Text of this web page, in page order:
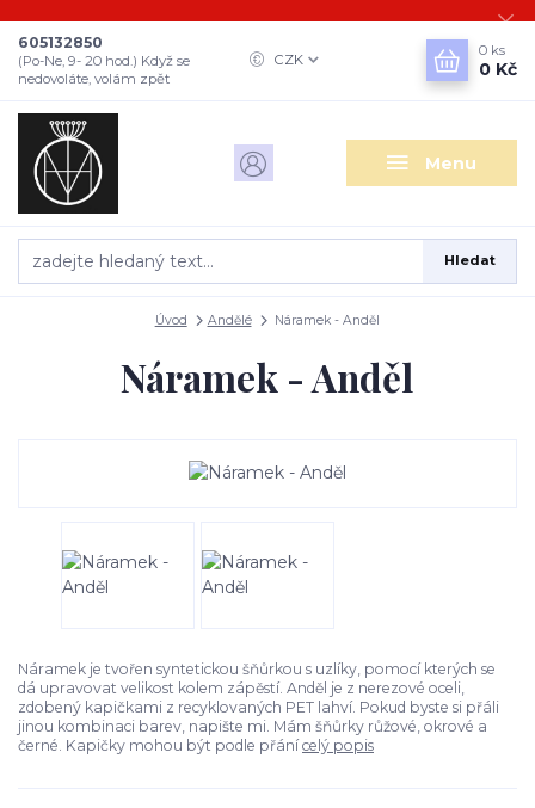
Menu
CZK
Hledat
605132850
(Po-Ne, 9- 20 hod.) Když se
nedovoláte, volám zpět
0 ks
0 Kč
Úvod Andělé Náramek - Anděl
Náramek - Anděl
Náramek je tvořen syntetickou šňůrkou s uzlíky, pomocí kterých se
dá upravovat velikost kolem zápěstí. Anděl je z nerezové oceli,
zdobený kapičkami z recyklovaných PET lahví. Pokud byste si přáli
jinou kombinaci barev, napište mi. Mám šňůrky růžové, okrové a
černé. Kapičky mohou být podle přání celý popis